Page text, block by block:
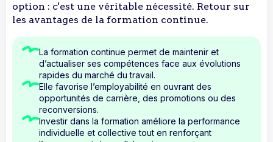
option : c'est une véritable nécessité. Retour sur
les avantages de la formation continue.
La formation continue permet de maintenir et
d’actualiser ses compétences face aux évolutions
rapides du marché du travail.
Elle favorise l’employabilité en ouvrant des
opportunités de carrière, des promotions ou des
reconversions.
Investir dans la formation améliore la performance
individuelle et collective tout en renforçant